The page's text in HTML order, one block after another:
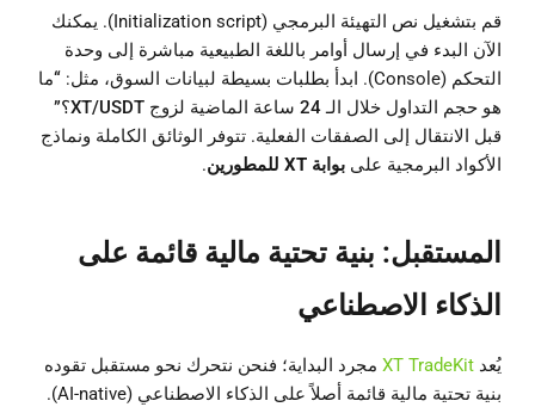
قم بتشغيل نص التهيئة البرمجي (Initialization script). يمكنك
الآن البدء في إرسال أوامر باللغة الطبيعية مباشرة إلى وحدة
التحكم (Console). ابدأ بطلبات بسيطة لبيانات السوق، مثل:
“ما
هو حجم التداول خلال الـ 24 ساعة الماضية لزوج XT/USDT؟”
قبل الانتقال إلى الصفقات الفعلية. تتوفر الوثائق الكاملة ونماذج
الأكواد البرمجية على بوابة XT للمطورين .
المستقبل: بنية تحتية مالية قائمة على
الذكاء الاصطناعي
يُعد XT TradeKit مجرد البداية؛ فنحن نتحرك نحو مستقبل تقوده
بنية تحتية مالية قائمة أصلاً على الذكاء الاصطناعي (AI-native).